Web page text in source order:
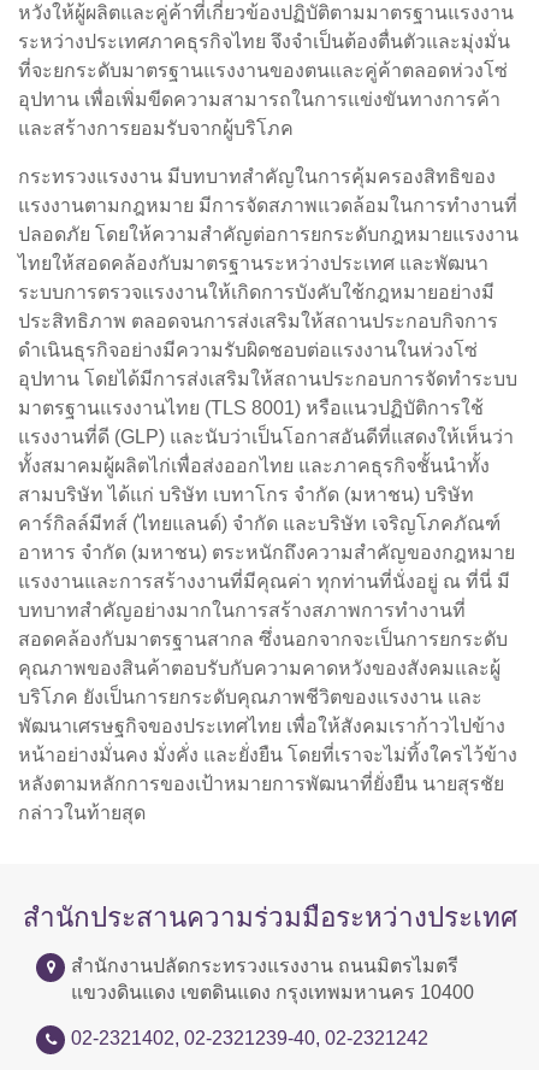
หวังให้ผู้ผลิตและคู่ค้าที่เกี่ยวข้องปฏิบัติตามมาตรฐานแรงงาน
ระหว่างประเทศภาคธุรกิจไทย จึงจำเป็นต้องตื่นตัวและมุ่งมั่น
ที่จะยกระดับมาตรฐานแรงงานของตนและคู่ค้าตลอดห่วงโซ่
อุปทาน เพื่อเพิ่มขีดความสามารถในการแข่งขันทางการค้า
และสร้างการยอมรับจากผู้บริโภค
กระทรวงแรงงาน มีบทบาทสำคัญในการคุ้มครองสิทธิของ
แรงงานตามกฎหมาย มีการจัดสภาพแวดล้อมในการทำงานที่
ปลอดภัย โดยให้ความสำคัญต่อการยกระดับกฎหมายแรงงาน
ไทยให้สอดคล้องกับมาตรฐานระหว่างประเทศ และพัฒนา
ระบบการตรวจแรงงานให้เกิดการบังคับใช้กฎหมายอย่างมี
ประสิทธิภาพ ตลอดจนการส่งเสริมให้สถานประกอบกิจการ
ดำเนินธุรกิจอย่างมีความรับผิดชอบต่อแรงงานในห่วงโซ่
อุปทาน โดยได้มีการส่งเสริมให้สถานประกอบการจัดทำระบบ
มาตรฐานแรงงานไทย (TLS 8001) หรือแนวปฏิบัติการใช้
แรงงานที่ดี (GLP) และนับว่าเป็นโอกาสอันดีที่แสดงให้เห็นว่า
ทั้งสมาคมผู้ผลิตไก่เพื่อส่งออกไทย และภาคธุรกิจชั้นนำทั้ง
สามบริษัท ได้แก่ บริษัท เบทาโกร จำกัด (มหาชน) บริษัท
คาร์กิลล์มีทส์ (ไทยแลนด์) จำกัด และบริษัท เจริญโภคภัณฑ์
อาหาร จำกัด (มหาชน) ตระหนักถึงความสำคัญของกฎหมาย
แรงงานและการสร้างงานที่มีคุณค่า ทุกท่านที่นั่งอยู่ ณ ที่นี่ มี
บทบาทสำคัญอย่างมากในการสร้างสภาพการทำงานที่
สอดคล้องกับมาตรฐานสากล ซึ่งนอกจากจะเป็นการยกระดับ
คุณภาพของสินค้าตอบรับกับความคาดหวังของสังคมและผู้
บริโภค ยังเป็นการยกระดับคุณภาพชีวิตของแรงงาน และ
พัฒนาเศรษฐกิจของประเทศไทย เพื่อให้สังคมเราก้าวไปข้าง
หน้าอย่างมั่นคง มั่งคั่ง และยั่งยืน โดยที่เราจะไม่ทิ้งใครไว้ข้าง
หลังตามหลักการของเป้าหมายการพัฒนาที่ยั่งยืน นายสุรชัย
กล่าวในท้ายสุด
สำนักประสานความร่วมมือระหว่างประเทศ
สำนักงานปลัดกระทรวงแรงงาน ถนนมิตรไมตรี
แขวงดินแดง เขตดินแดง กรุงเทพมหานคร 10400
02-2321402, 02-2321239-40, 02-2321242